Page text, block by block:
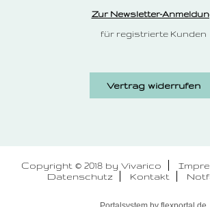
Zur Newsletter-
für registrierte Kunden
Vertrag widerrufen
Copyright © 2018 by Vivarico
Datenschutz
Kontakt